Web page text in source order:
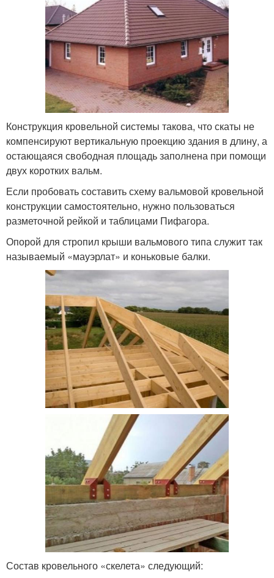
Конструкция кровельной системы такова, что скаты не
компенсируют вертикальную проекцию здания в длину, а
остающаяся свободная площадь заполнена при помощи
двух коротких вальм.
Если пробовать составить схему вальмовой кровельной
конструкции самостоятельно, нужно пользоваться
разметочной рейкой и таблицами Пифагора.
Опорой для стропил крыши вальмового типа служит так
называемый «мауэрлат» и коньковые балки.
Состав кровельного «скелета» следующий: